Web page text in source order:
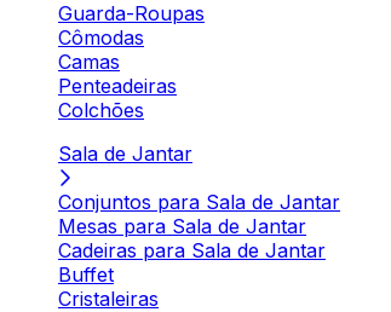
Guarda-Roupas
Cômodas
Camas
Penteadeiras
Colchões
Sala de Jantar
Conjuntos para Sala de Jantar
Mesas para Sala de Jantar
Cadeiras para Sala de Jantar
Buffet
Cristaleiras